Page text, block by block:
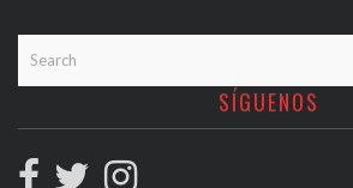
SÍGUENOS